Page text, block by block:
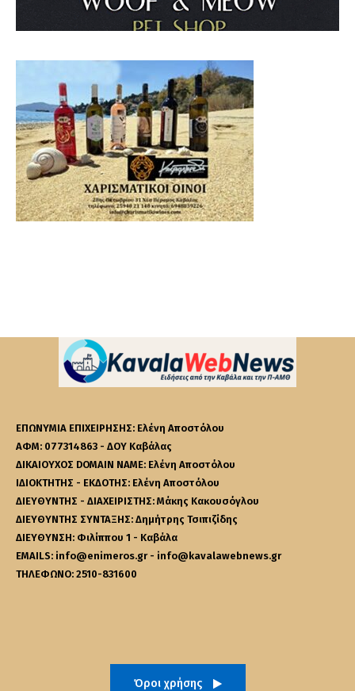
ΕΠΩΝΥΜΙΑ ΕΠΙΧΕΙΡΗΣΗΣ: Ελένη Αποστόλου
ΑΦΜ: 077314863 - ΔΟΥ Καβάλας
ΔΙΚΑΙΟΥΧΟΣ DOMAIN NAME: Ελένη Αποστόλου
ΙΔΙΟΚΤΗΤΗΣ - ΕΚΔΟΤΗΣ: Ελένη Αποστόλου
ΔΙΕΥΘΥΝΤΗΣ - ΔΙΑΧΕΙΡΙΣΤΗΣ: Μάκης Κακουσόγλου
ΔΙΕΥΘΥΝΤΗΣ ΣΥΝΤΑΞΗΣ: Δημήτρης Τσιπιζίδης
ΔΙΕΥΘΥΝΣΗ: Φιλίππου 1 - Καβάλα
EMAILS: info@enimeros.gr - info@kavalawebnews.gr
ΤΗΛΕΦΩΝΟ: 2510-831600
Όροι χρήσης